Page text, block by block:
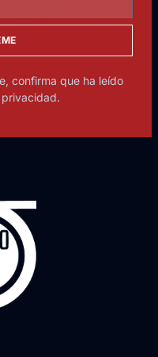
confirma que ha leído